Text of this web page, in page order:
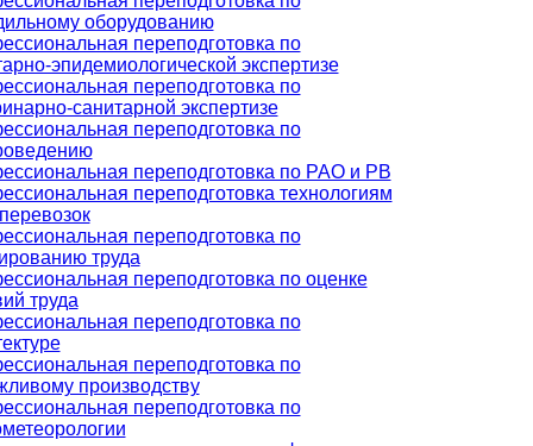
оборудованию
переподготовка по
эпидемиологической экспертизе
переподготовка по
санитарной экспертизе
переподготовка по
переподготовка по РАО и РВ
переподготовка технологиям
переподготовка по
труда
переподготовка по оценке
труда
переподготовка по
переподготовка по
производству
переподготовка по